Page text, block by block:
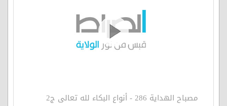
مصباح الهداية 286 - أنواع البكاء لله تعالى ج2